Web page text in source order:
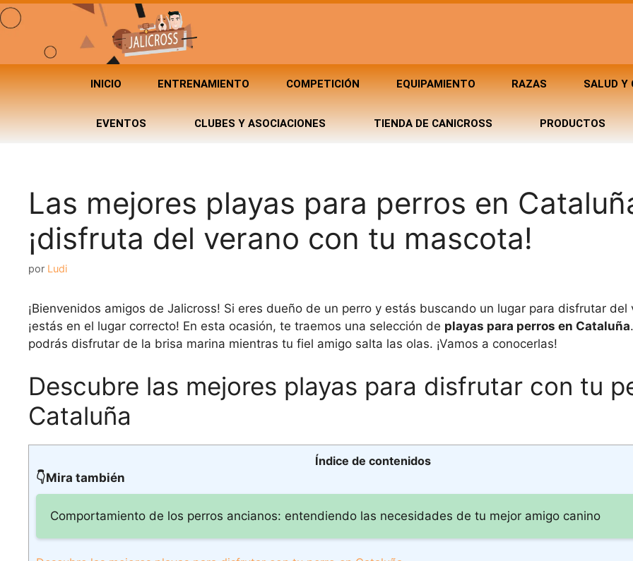
INICIO ENTRENAMIENTO COMPETICIÓN EQUIPAMIENTO RAZAS SALUD Y
EVENTOS CLUBES Y ASOCIACIONES TIENDA DE CANICROSS PRODUCTOS
Las mejores playas para perros en
¡disfruta del verano con tu mascota!
por Ludi
¡Bienvenidos amigos de Jalicross! Si eres dueño de un perro y estás buscando un lugar para disfrutar del
¡estás en el lugar correcto! En esta ocasión, te traemos una selección de playas para perros en Cataluña
podrás disfrutar de la brisa marina mientras tu fiel amigo salta las olas. ¡Vamos a conocerlas!
Descubre las mejores playas para disfrutar con tu
Cataluña
Índice de contenidos
👇Mira también
Comportamiento de los perros ancianos: entendiendo las necesidades de tu mejor amigo canino